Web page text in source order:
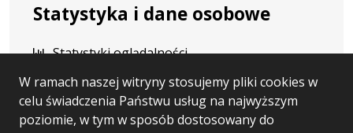
W ramach naszej witryny stosujemy pliki cookies w
celu świadczenia Państwu usług na najwyższym
poziomie, w tym w sposób dostosowany do
Statystyka i dane osobowe
Statystyki oglądalności
Ostatnio dodane
Polityka prywatności